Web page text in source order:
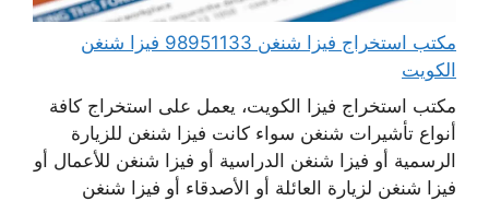
مكتب استخراج فيزا شنغن 98951133 فيزا شنغن
الكويت
مكتب استخراج فيزا الكويت، يعمل على استخراج كافة
أنواع تأشيرات شنغن سواء كانت فيزا شنغن للزيارة
الرسمية أو فيزا شنغن الدراسية أو فيزا شنغن للأعمال أو
فيزا شنغن لزيارة العائلة أو الأصدقاء أو فيزا شنغن